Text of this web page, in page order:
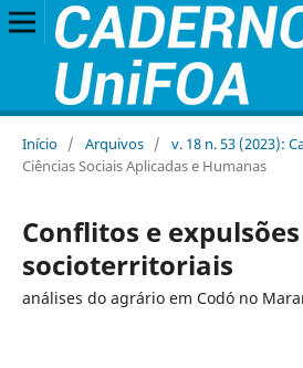
Início / Arquivos / v. 18 n. 53 (2023):
Ciências Sociais Aplicadas e Humanas
Conflitos e expulsões
socioterritoriais
análises do agrário em Codó no